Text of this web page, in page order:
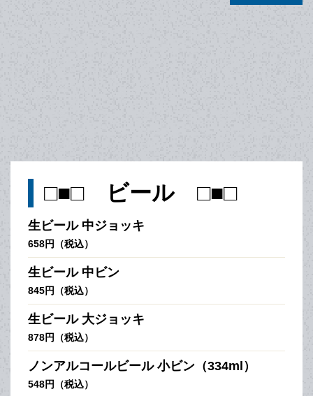
□■□ ビール □■□
生ビール 中ジョッキ
658円（税込）
生ビール 中ビン
845円（税込）
生ビール 大ジョッキ
878円（税込）
ノンアルコールビール 小ビン（334ml）
548円（税込）